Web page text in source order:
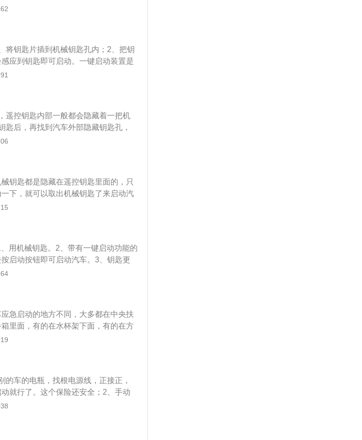
候你将钥匙靠近一键启动的按钮还是
丝刀翘起钥匙的电池盖。4.取出电池
将钥匙片插到机械钥匙孔内；2、把钥
应到钥匙即可启动。一键启动装置是
按钮装置，同时也可以熄火。一键启
；2、方便快捷；3、性能稳定可靠；
切换；6、智能卡备用钥匙；7、智能
遥控钥匙内部一般都会隐藏着一把机
后，再找到汽车外部隐藏钥匙孔，
计感应区，只要把钥匙放到感应区，
以熄火，该装置可以在原车钥匙锁头
钥匙都是隐藏在遥控钥匙里面的，只
下，就可以取出机械钥匙了来启动汽
要先取出机械钥匙，才可以将遥控器
，但是突然间要靠得很近才可以遥
是钥匙失灵，按钥匙总是没有反应，
匙没有电了。当遥控钥匙没有电的时
后自行将遥控器用硬币撬开，更换纽
用机械钥匙。2、带有一键启动功能的
启动按钮即可启动汽车。3、钥匙更
离很近、或无法遥控车辆，以及由于
议使用型号为CR2032的遥控器电
银白色的按钮，按下就会弹出机械钥
一个卡扣，用扁平的螺丝刀去撬开，
3、出现缝隙后，我们扳开车钥匙的
，一边是橡胶垫，防护电池用的；
急启动的地方不同，大多都在中央扶
里面，有的在水杯架下面，有的在方
有钥匙或者开锁的图标，钥匙靠近图
时更换遥控器钥匙，避免麻烦。
车的电瓶，找根电源线，正接正，
就行了。这个保险还安全；2、手动
，车辆运动后，松开离合，给点油水
理店打电话来帮你吧，千万别拖，拖